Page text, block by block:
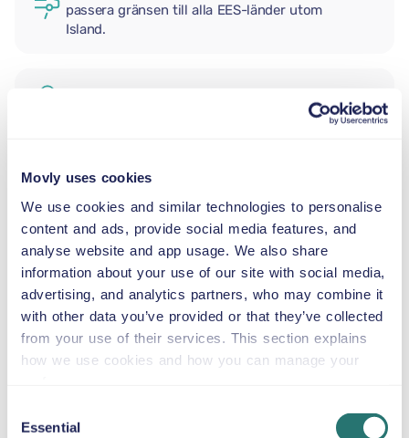
Movly uses cookies
We use cookies and similar technologies to personalise
content and ads, provide social media features, and
analyse website and app usage. We also share
information about your use of our site with social media,
advertising, and analytics partners, who may combine it
with other data you’ve provided or that they’ve collected
from your use of their services. This section explains
how we use cookies and how you can manage your
Selection
Essential
passera gränsen till alla EES-länder utom
Island.
BABYSKYDD
SMÅBARNSTOL
9–18 kg
BÄLTESSTOL
15–36 kg
BÄLTESKUDDE